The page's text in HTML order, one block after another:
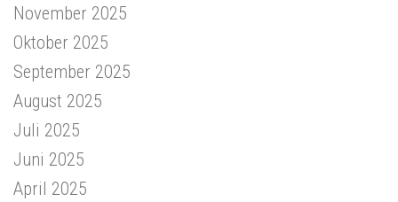
November 2025
Oktober 2025
September 2025
August 2025
Juli 2025
Juni 2025
April 2025